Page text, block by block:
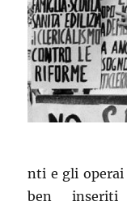
nti e gli operai
ben